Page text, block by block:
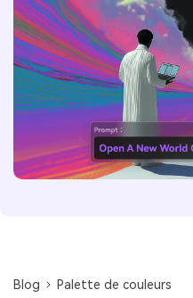
Blog
Palette de couleurs